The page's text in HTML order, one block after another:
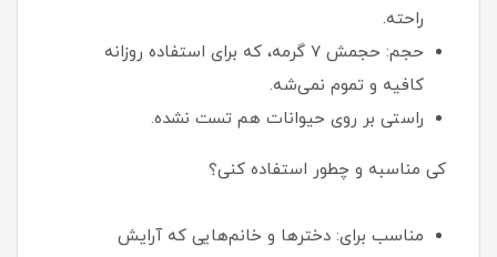
راحته.
حجم: حجمش ۷ گرمه، که برای استفاده روزانه
کافیه و تموم نمی‌شه.
راستی بر روی حیوانات هم تست نشده.
کی مناسبه و چطور استفاده کنی؟
مناسب برای: دخترها و خانم‌هایی که آرایش